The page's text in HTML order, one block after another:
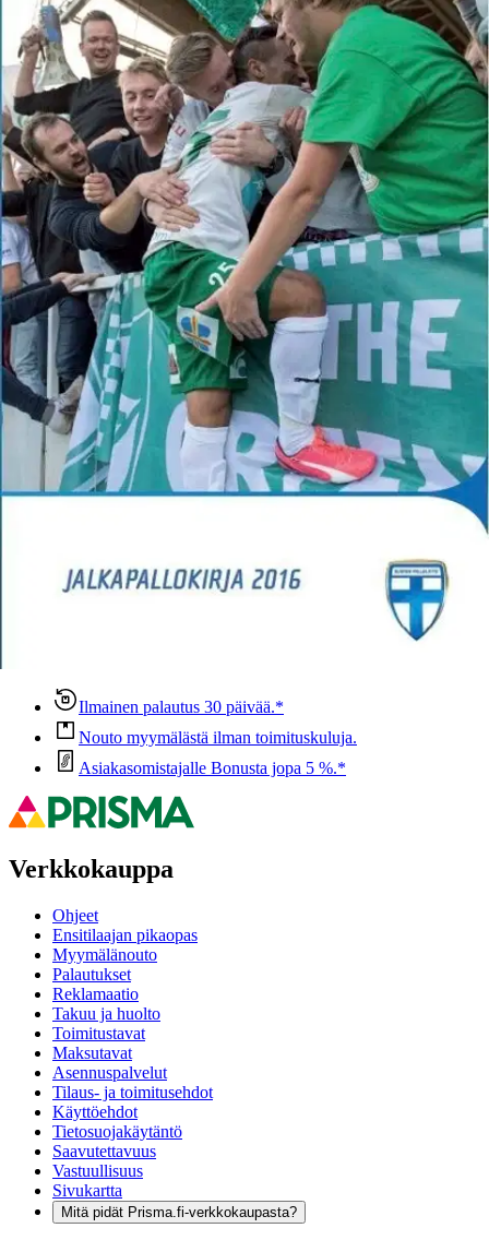
Tarkista myymäläsaatavuus
Ei saatavilla
Tuotekuvaus
Jalkapallokirja on vuosittain keväällä ennen jalkapallosarjojen alkua
ilmestyvä kausikirja, joka sisältää suomalaisen jalkapalloilun tuloksia
ja tilastoja sekä kansallisista että kansainvälisistä otteluista. Kirjassa
esitellään seuraavan kauden liiton sarjoihin osallistuvat seurat
pelaajatietoineen.
Ominaisuudet
Ovatko tuotetiedot riittävät? Jos tuotetiedoissa on puutteita tai niitä
Ilmainen palautus 30 päivää.*
Nouto myymälästä ilman toimituskuluja.
Asiakasomistajalle Bonusta jopa 5 %.*
Verkkokauppa
Ohjeet
Ensitilaajan pikaopas
Myymälänouto
Palautukset
Reklamaatio
Takuu ja huolto
Toimitustavat
Maksutavat
Asennuspalvelut
Tilaus- ja toimitusehdot
Käyttöehdot
Tietosuojakäytäntö
Saavutettavuus
Vastuullisuus
Sivukartta
Mitä pidät Prisma.fi-verkkokaupasta?